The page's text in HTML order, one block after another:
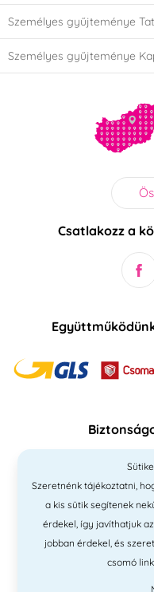
Személyes gyűjteménye
Személyes gyűjteménye
Csatlakozz a
Szeretnénk tájékoztatni,
a kis sütik segítenek
érdekel, így javíthatjuk
jobban érdekel, és
csomó